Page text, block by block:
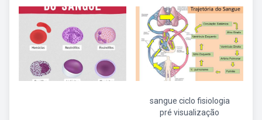
sangue ciclo fisiologia
pré visualização